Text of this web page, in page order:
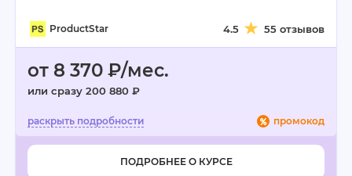
ProductStar 4.5 55 отзывов
от 8 370 ₽/мес.
или сразу 200 880 ₽
промокод
ПОДРОБНЕЕ О КУРСЕ